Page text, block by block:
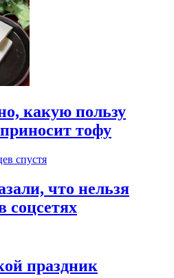
какую пользу
тофу
спустя
что нельзя
соцсетях
праздник